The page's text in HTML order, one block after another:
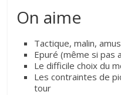
On aime
Tactique, malin,
Epuré (même si pas
Le difficile choix du
Les contraintes de
tour